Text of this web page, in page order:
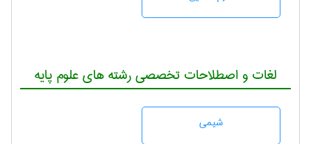
لغات و اصطلاحات تخصصی رشته های علوم پایه
شيمی